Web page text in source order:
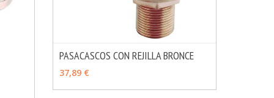
PASACASCOS CON REJILLA BRONCE
37,89 €